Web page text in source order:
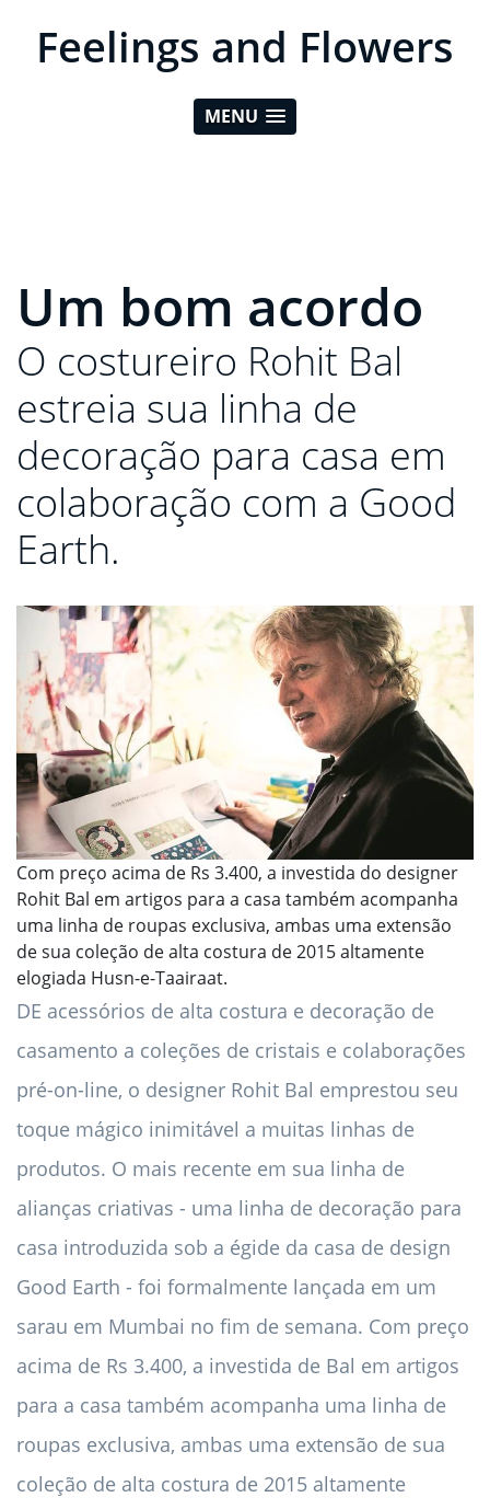
Feelings and Flowers
MENU
Um bom acordo
O costureiro Rohit Bal
estreia sua linha de
decoração para casa em
colaboração com a Good
Earth.
Com preço acima de Rs 3.400, a investida do designer
Rohit Bal em artigos para a casa também acompanha
uma linha de roupas exclusiva, ambas uma extensão
de sua coleção de alta costura de 2015 altamente
elogiada Husn-e-Taairaat.
DE acessórios de alta costura e decoração de
casamento a coleções de cristais e colaborações
pré-on-line, o designer Rohit Bal emprestou seu
toque mágico inimitável a muitas linhas de
produtos. O mais recente em sua linha de
alianças criativas - uma linha de decoração para
casa introduzida sob a égide da casa de design
Good Earth - foi formalmente lançada em um
sarau em Mumbai no fim de semana. Com preço
acima de Rs 3.400, a investida de Bal em artigos
para a casa também acompanha uma linha de
roupas exclusiva, ambas uma extensão de sua
coleção de alta costura de 2015 altamente